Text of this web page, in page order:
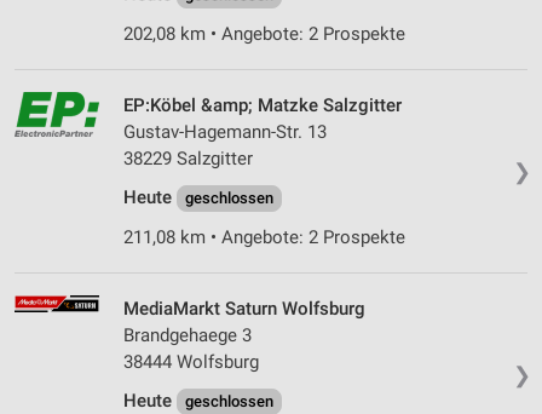
202,08 km • Angebote: 2 Prospekte
❯
EP:Köbel &amp; Matzke Salzgitter
Gustav-Hagemann-Str. 13
38229 Salzgitter
Heute
geschlossen
211,08 km • Angebote: 2 Prospekte
❯
MediaMarkt Saturn Wolfsburg
Brandgehaege 3
38444 Wolfsburg
Heute
geschlossen